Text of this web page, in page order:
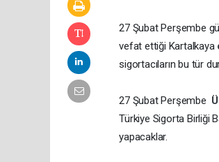
27 Şubat Perşembe
vefat ettiği Kartalkaya
sigortacıların bu tür
27 Şubat Perşembe
Türkiye Sigorta Birliği
yapacaklar.